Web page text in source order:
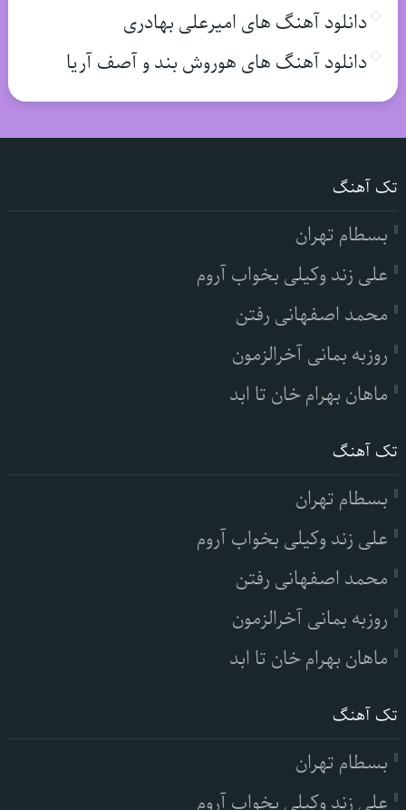
دانلود آهنگ های امیرعلی بهادری
دانلود آهنگ های هوروش بند و آصف آریا
تک آهنگ
بسطام تهران
علی زند وکیلی بخواب آروم
محمد اصفهانی رفتن
روزبه بمانی آخرالزمون
ماهان بهرام خان تا ابد
تک آهنگ
بسطام تهران
علی زند وکیلی بخواب آروم
محمد اصفهانی رفتن
روزبه بمانی آخرالزمون
ماهان بهرام خان تا ابد
تک آهنگ
بسطام تهران
علی زند وکیلی بخواب آروم